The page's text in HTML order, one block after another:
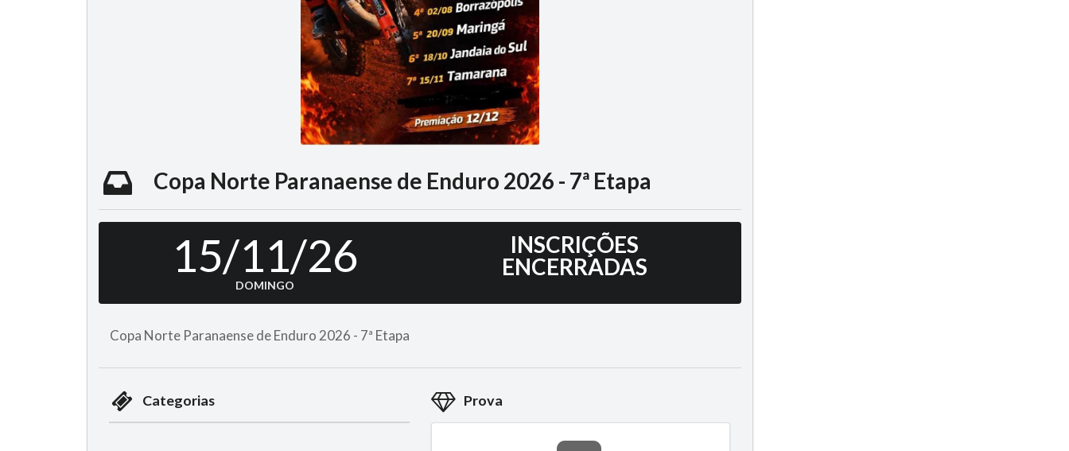
Copa Norte Paranaense de Enduro 2026 - 7ª Etapa
15/11/26
DOMINGO
INSCRIÇÕES
ENCERRADAS
Copa Norte Paranaense de Enduro 2026 - 7ª Etapa
Categorias Prova